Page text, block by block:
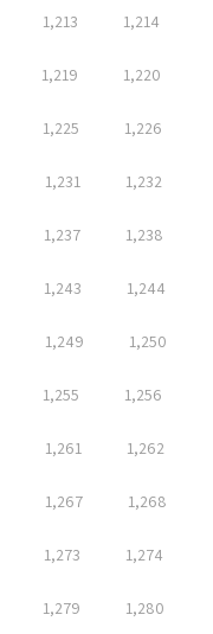
1,213 1,214
1,219 1,220
1,225 1,226
1,231 1,232
1,237 1,238
1,243 1,244
1,249 1,250
1,255 1,256
1,261 1,262
1,267 1,268
1,273 1,274
1,279 1,280